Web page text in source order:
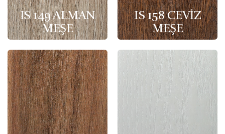
IS 149 ALMAN
MEŞE
IS 158 CEVİZ
MEŞE